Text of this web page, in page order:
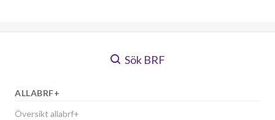
Sök BRF
ALLABRF+
Översikt allabrf+